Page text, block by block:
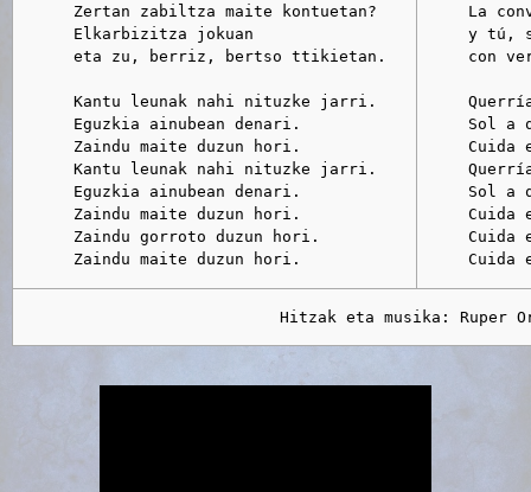
      Zertan zabiltza maite kontuetan?
      Elkarbizitza jokuan
      eta zu, berriz, bertso ttikietan.
      Kantu leunak nahi nituzke jarri.
      Eguzkia ainubean denari.
      Zaindu maite duzun hori.
      Kantu leunak nahi nituzke jarri.
      Eguzkia ainubean denari.
      Zaindu maite duzun hori.
      Zaindu gorroto duzun hori.
La
y tú,
con
Sol a
Cuida
Sol a
Cuida
Cuida
Cuida
Hitzak eta musika: Ruper